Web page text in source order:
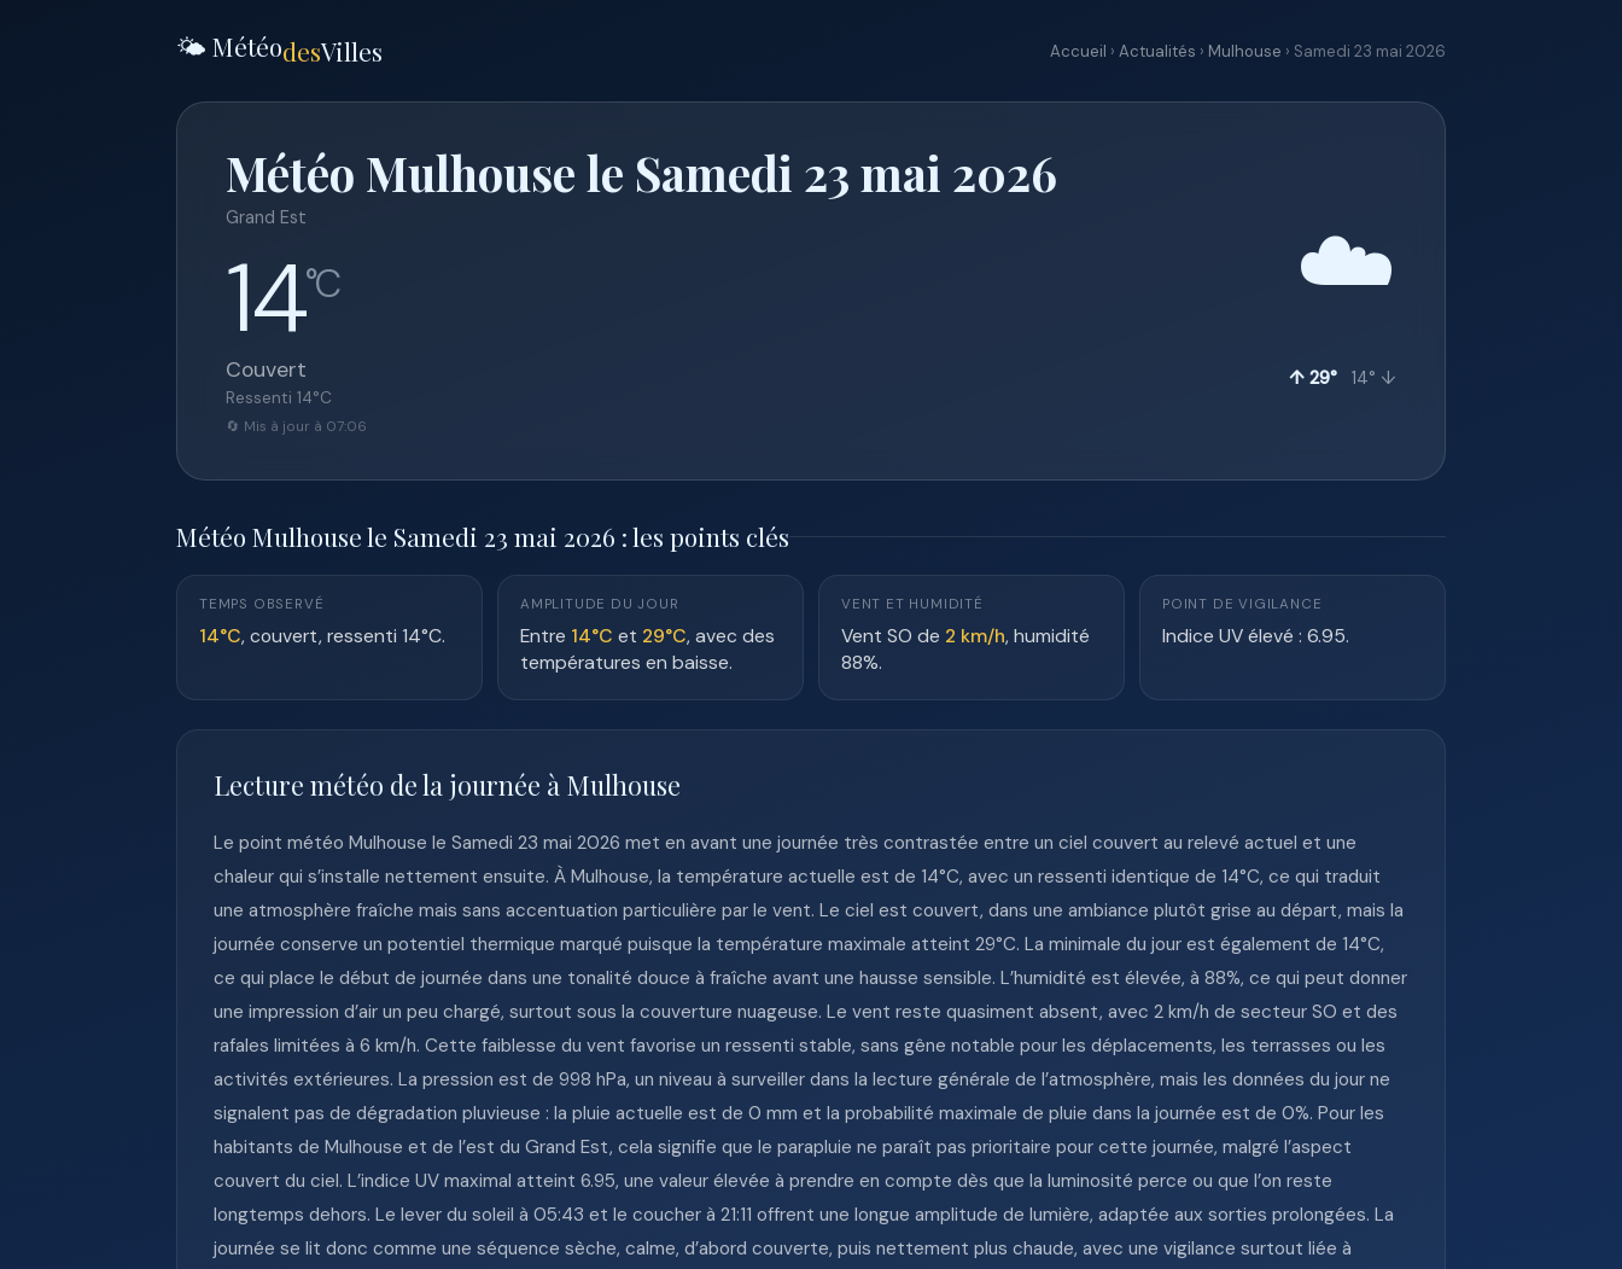
🌤️ MétéodesVilles Accueil › Actualités › Mulhouse › Samedi 23 mai 2026
Météo Mulhouse le Samedi 23 mai 2026
Grand Est
14°C
Couvert
Ressenti 14°C
🔄 Mis à jour à 07:06
☁️
↑ 29° 14° ↓
Météo Mulhouse le Samedi 23 mai 2026 : les points clés
TEMPS OBSERVÉ
14°C, couvert, ressenti 14°C.
AMPLITUDE DU JOUR
Entre 14°C et 29°C, avec des
températures en baisse.
VENT ET HUMIDITÉ
Vent SO de 2 km/h, humidité
88%.
POINT DE VIGILANCE
Indice UV élevé : 6.95.
Lecture météo de la journée à Mulhouse
Le point météo Mulhouse le Samedi 23 mai 2026 met en avant une journée très contrastée entre un ciel couvert au relevé actuel et une
chaleur qui s’installe nettement ensuite. À Mulhouse, la température actuelle est de 14°C, avec un ressenti identique de 14°C, ce qui traduit
une atmosphère fraîche mais sans accentuation particulière par le vent. Le ciel est couvert, dans une ambiance plutôt grise au départ, mais la
journée conserve un potentiel thermique marqué puisque la température maximale atteint 29°C. La minimale du jour est également de 14°C,
ce qui place le début de journée dans une tonalité douce à fraîche avant une hausse sensible. L’humidité est élevée, à 88%, ce qui peut donner
une impression d’air un peu chargé, surtout sous la couverture nuageuse. Le vent reste quasiment absent, avec 2 km/h de secteur SO et des
rafales limitées à 6 km/h. Cette faiblesse du vent favorise un ressenti stable, sans gêne notable pour les déplacements, les terrasses ou les
activités extérieures. La pression est de 998 hPa, un niveau à surveiller dans la lecture générale de l’atmosphère, mais les données du jour ne
signalent pas de dégradation pluvieuse : la pluie actuelle est de 0 mm et la probabilité maximale de pluie dans la journée est de 0%. Pour les
habitants de Mulhouse et de l’est du Grand Est, cela signifie que le parapluie ne paraît pas prioritaire pour cette journée, malgré l’aspect
couvert du ciel. L’indice UV maximal atteint 6.95, une valeur élevée à prendre en compte dès que la luminosité perce ou que l’on reste
longtemps dehors. Le lever du soleil à 05:43 et le coucher à 21:11 offrent une longue amplitude de lumière, adaptée aux sorties prolongées. La
journée se lit donc comme une séquence sèche, calme, d’abord couverte, puis nettement plus chaude, avec une vigilance surtout liée à